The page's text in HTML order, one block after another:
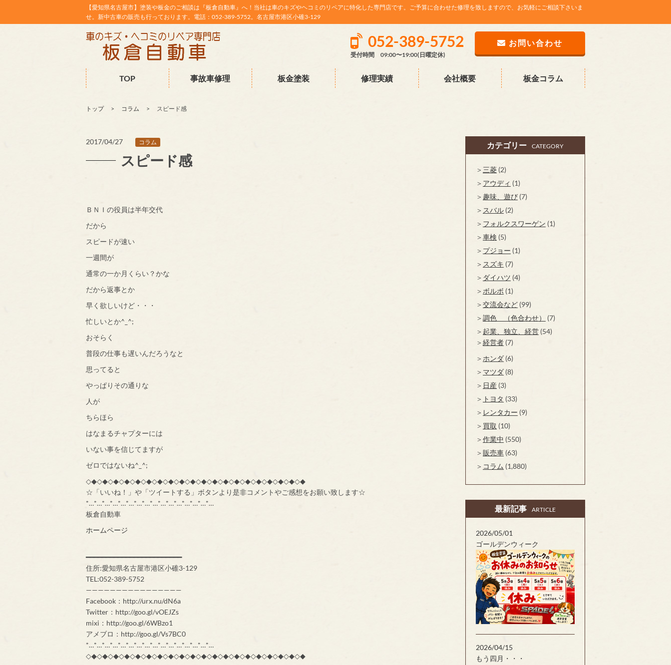
【愛知県名古屋市】塗装や板金のご相談は『板倉自動車』へ！当社は車のキズやヘコミのリペアに特化した専門店です。ご予算に合わせた修理を致しますので、お気軽にご相談下さいま
せ。新中古車の販売も行っております。電話：052-389-5752。名古屋市港区小碓3-129
052-389-5752
受付時間 09:00〜19:00(日曜定休)
お問い合わせ
TOP 事故車修理 板金塗装 修理実績 会社概要 板金コラム
トップ コラム スピード感
2017/04/27 コラム
スピード感
ＢＮＩの役員は半年交代
だから
スピードが速い
一週間が
通常の一か月くらい？かな
だから返事とか
早く欲しいけど・・・
忙しいとか^_^;
おそらく
普段の仕事も遅いんだろうなと
思ってると
やっぱりその通りな
人が
ちらほら
はなまるチャプターには
いない事を信じてますが
ゼロではないね^_^;
◇◆◇◆◇◆◇◆◇◆◇◆◇◆◇◆◇◆◇◆◇◆◇◆◇◆◇◆◇◆◇◆◇◆◇◆◇◆◇◆
☆「いいね！」や「ツイートする」ボタンより是非コメントやご感想をお願い致します☆
*…*…*…*…*…*…*…*…*…*…*…*…*…*…*…*…
板倉自動車
ホームページ
━━━━━━━━━━━━━━━━━━━━━━━━
住所:愛知県名古屋市港区小碓3-129
TEL:052-389-5752
————————————————
Facebook：http://urx.nu/dN6a
Twitter：http://goo.gl/vOEJZs
mixi：http://goo.gl/6WBzo1
アメブロ：http://goo.gl/Vs7BC0
*…*…*…*…*…*…*…*…*…*…*…*…*…*…*…*…
◇◆◇◆◇◆◇◆◇◆◇◆◇◆◇◆◇◆◇◆◇◆◇◆◇◆◇◆◇◆◇◆◇◆◇◆◇◆◇◆
カテゴリー CATEGORY
三菱 (2)
アウディ (1)
趣味、遊び (7)
スバル (2)
フォルクスワーゲン (1)
車検 (5)
プジョー (1)
スズキ (7)
ダイハツ (4)
ボルボ (1)
交流会など (99)
調色 （色合わせ）
(7)
起業、独立、経営 (54)
経営者 (7)
ホンダ (6)
マツダ (8)
日産 (3)
トヨタ (33)
レンタカー (9)
買取 (10)
作業中 (550)
販売車 (63)
コラム (1,880)
最新記事 ARTICLE
2026/05/01
ゴールデンウィーク
2026/04/15
もう四月・・・